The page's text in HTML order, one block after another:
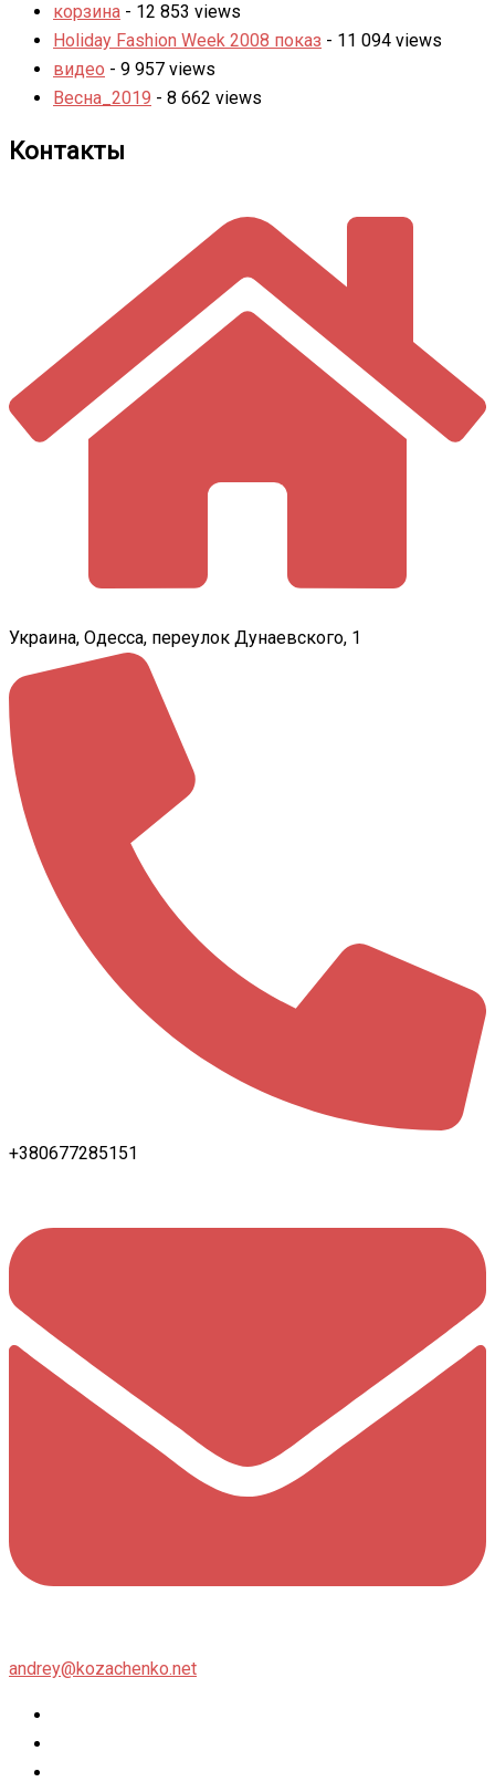
корзина - 12 853 views
Holiday Fashion Week 2008 показ - 11 094 views
видео - 9 957 views
Весна_2019 - 8 662 views
Контакты
Украина, Одесса, переулок Дунаевского, 1
+380677285151
andrey@kozachenko.net